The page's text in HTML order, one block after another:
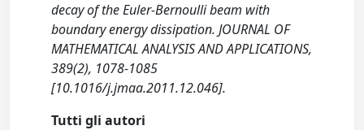
decay of the Euler-Bernoulli beam with
boundary energy dissipation. JOURNAL OF
MATHEMATICAL ANALYSIS AND APPLICATIONS,
389(2), 1078-1085
[10.1016/j.jmaa.2011.12.046].
Tutti gli autori